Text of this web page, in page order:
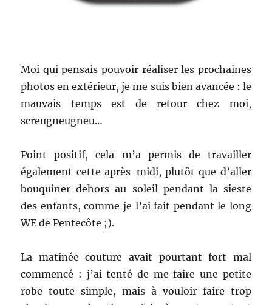
Moi qui pensais pouvoir réaliser les prochaines
photos en extérieur, je me suis bien avancée : le
mauvais temps est de retour chez moi,
screugneugneu…
Point positif, cela m’a permis de travailler
également cette après-midi, plutôt que d’aller
bouquiner dehors au soleil pendant la sieste
des enfants, comme je l’ai fait pendant le long
WE de Pentecôte ;).
La matinée couture avait pourtant fort mal
commencé : j’ai tenté de me faire une petite
robe toute simple, mais à vouloir faire trop